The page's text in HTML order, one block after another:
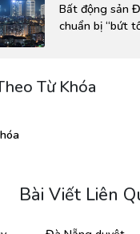
Bất động sản
chuẩn bị “bứt
Từ Khóa
Bài Viết Liên